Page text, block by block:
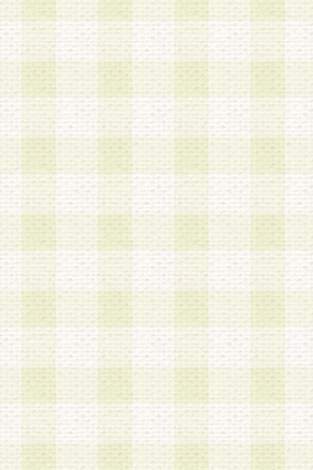
a.既に登録されている会員
録する場合
b.本サービスと同様のサー
業に従事していると思われ
場合
c.その他当社が不適切と判
2.当社は、会員登録希望者
した 場合、会員登録希望者
による承認後の場合であっ
の抹消を、当社が適切と判
とができるものとします。
3.会員登録希望者が18歳未
人 である場合は、親権者な
録を行うものとします。な
者については、登録時に